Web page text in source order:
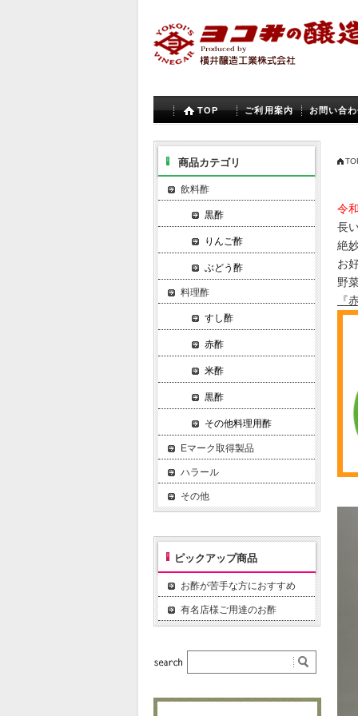
TOP ご利用案内 お問い合
令
長
絶
お
野
『
商品カテゴリ
飲料酢
黒酢
りんご酢
ぶどう酢
料理酢
すし酢
赤酢
米酢
黒酢
その他料理用酢
Eマーク取得製品
ハラール
その他
ピックアップ商品
お酢が苦手な方におすすめ
有名店様ご用達のお酢